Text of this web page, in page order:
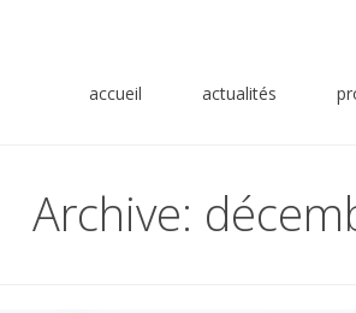
accueil actualités
Archive: